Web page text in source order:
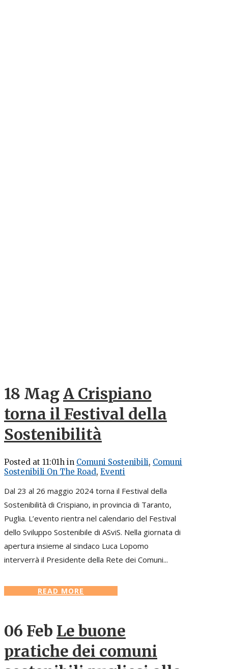
18 MagA Crispiano
torna il Festival della
Sostenibilità
Posted at 11:01h in Comuni Sostenibili, Comuni
Sostenibili On The Road, Eventi
Dal 23 al 26 maggio 2024 torna il Festival della
Sostenibilità di Crispiano, in provincia di Taranto,
Puglia. L’evento rientra nel calendario del Festival
dello Sviluppo Sostenibile di ASviS. Nella giornata di
apertura insieme al sindaco Luca Lopomo
interverrà il Presidente della Rete dei Comuni...
READ MORE
06 Feb Le buone
pratiche dei comuni